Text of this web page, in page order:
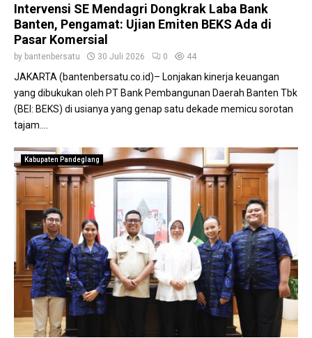
Intervensi SE Mendagri Dongkrak Laba Bank
Banten, Pengamat: Ujian Emiten BEKS Ada di
Pasar Komersial
by bantenbersatu 30 Juli 2026 0 44
JAKARTA (bantenbersatu.co.id)– Lonjakan kinerja keuangan
yang dibukukan oleh PT Bank Pembangunan Daerah Banten Tbk
(BEI: BEKS) di usianya yang genap satu dekade memicu sorotan
tajam....
Kabupaten Pandeglang